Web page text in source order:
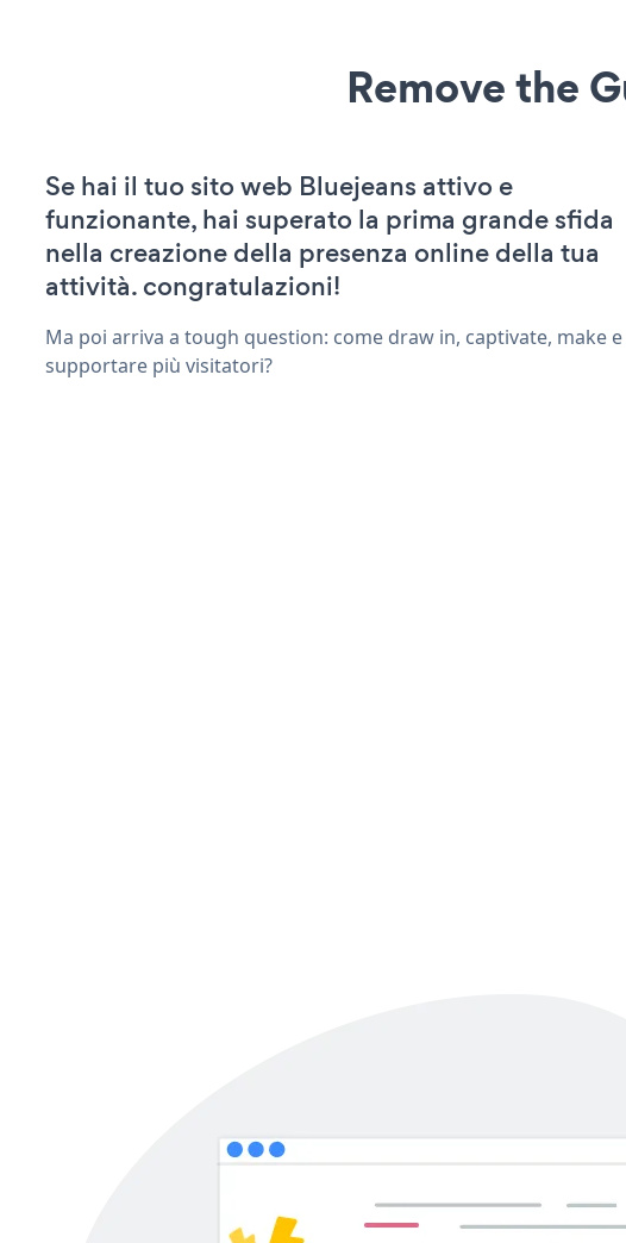
Remove the
Se hai il tuo sito web Bluejeans attivo e
funzionante, hai superato la prima grande sfida
nella creazione della presenza online della tua
attività. congratulazioni!
Ma poi arriva a tough question: come draw in, captivate, make e
supportare più visitatori?